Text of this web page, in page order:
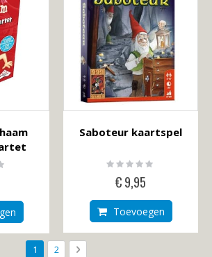
Saboteur kaartspel
Rating:
0%
€ 9,95
Toevoegen
Pagina
U lees momenteel pagina
1 Pagina
2 Pagina
Volgende